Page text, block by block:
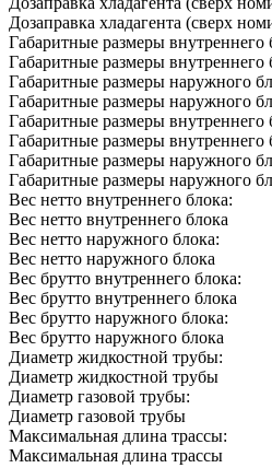
Дозаправка хладагента (сверх
Габаритные размеры
Габаритные размеры
Габаритные размеры наружного
Габаритные размеры наружного
Габаритные размеры
Габаритные размеры
Габаритные размеры наружного
Габаритные размеры наружного
Вес нетто внутреннего блока:
Вес нетто внутреннего блока
Вес нетто наружного блока:
Вес нетто наружного блока
Вес брутто внутреннего блока:
Вес брутто внутреннего блока
Вес брутто наружного блока:
Вес брутто наружного блока
Диаметр жидкостной трубы:
Диаметр жидкостной трубы
Диаметр газовой трубы:
Диаметр газовой трубы
Максимальная длина трассы:
Максимальная длина трассы